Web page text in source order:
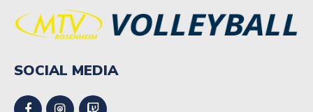
SOCIAL MEDIA